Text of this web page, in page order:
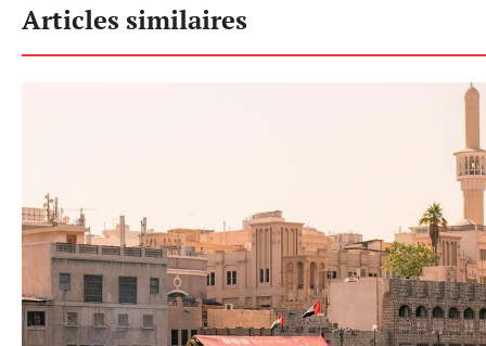
Articles similaires